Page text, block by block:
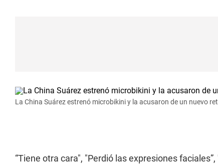
La China Suárez estrenó microbikini y la acusaron de un nuevo
“Tiene otra cara", "Perdió las expresiones